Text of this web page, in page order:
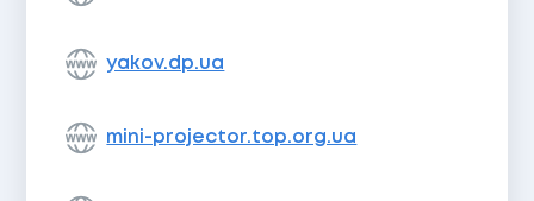
yakov.dp.ua
mini-projector.top.org.ua